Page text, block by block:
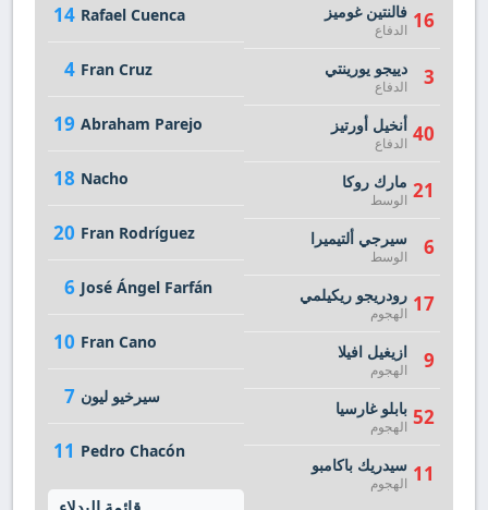
14 Rafael Cuenca
4 Fran Cruz
19 Abraham Parejo
18 Nacho
20 Fran Rodríguez
6 José Ángel Farfán
10 Fran Cano
7 سيرخيو ليون
11 Pedro Chacón
16 فالنتين غوميز
الدفاع
3 دييجو يورينتي
الدفاع
40 أنخيل أورتيز
الدفاع
21 مارك روكا
الوسط
6 سيرجي ألتيميرا
الوسط
17 رودريجو ريكيلمي
الهجوم
9 ازيغيل افيلا
الهجوم
52 بابلو غارسيا
الهجوم
11 سيدريك باكامبو
الهجوم